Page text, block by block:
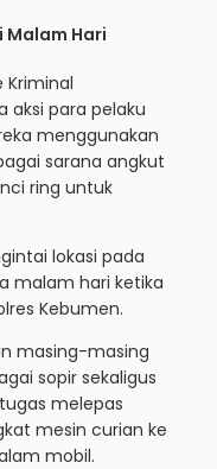
Malam Hari
Kriminal
aksi para pelaku
menggunakan
sarana angkut
ring untuk
lokasi pada
malam hari ketika
Kebumen.
masing-masing
sopir sekaligus
melepas
mesin curian ke
mobil.